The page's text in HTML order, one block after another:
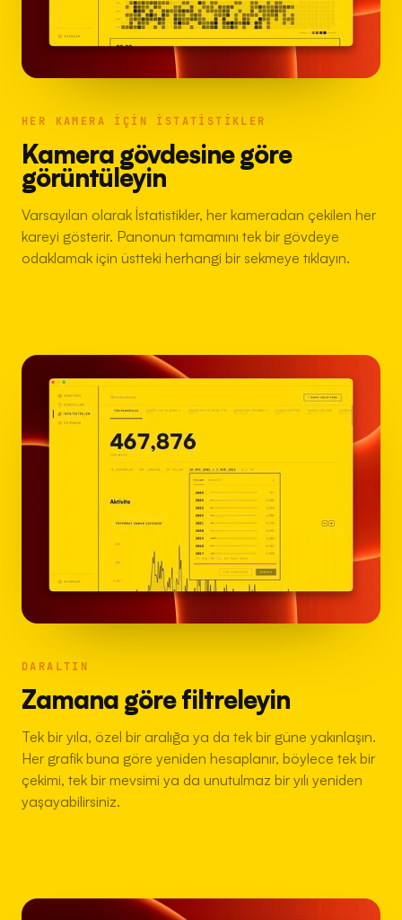
HER KAMERA IÇIN ISTATISTIKLER
Kamera gövdesine göre
görüntüleyin
Varsayılan olarak İstatistikler, her kameradan çekilen her
kareyi gösterir. Panonun tamamını tek bir gövdeye
odaklamak için üstteki herhangi bir sekmeye tıklayın.
DARALTIN
Zamana göre filtreleyin
Tek bir yıla, özel bir aralığa ya da tek bir güne yakınlaşın.
Her grafik buna göre yeniden hesaplanır, böylece tek bir
çekimi, tek bir mevsimi ya da unutulmaz bir yılı yeniden
yaşayabilirsiniz.